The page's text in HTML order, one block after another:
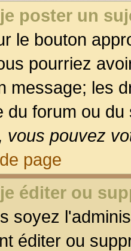
poster un
le bouton
pourriez
message; les
du forum ou
vous pouvez
page
éditer ou
soyez
éditer ou